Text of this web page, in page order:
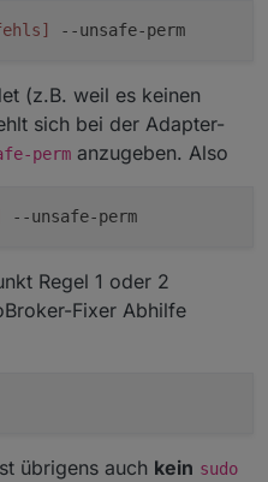
--unsafe-perm
(z.B. weil es keinen
sich bei der Adapter-
perm anzugeben. Also
--unsafe-perm
Regel 1 oder 2
Fixer Abhilfe
übrigens auch kein sudo